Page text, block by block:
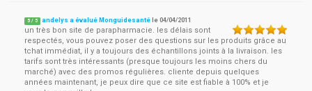
5 / 5 andelys a évalué Monguidesanté le04/04/2011
un très bon site de parapharmacie. les délais sont
respectés, vous pouvez poser des questions sur les produits grâce au
tchat immédiat, il y a toujours des échantillons joints à la livraison. les
tarifs sont très intéressants (presque toujours les moins chers du
marché) avec des promos régulières. cliente depuis quelques
années maintenant, je peux dire que ce site est fiable à 100% et je